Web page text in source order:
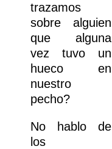
trazamos
sobre alguien
que alguna
vez tuvo un
hueco en
nuestro
pecho?
No hablo de
los